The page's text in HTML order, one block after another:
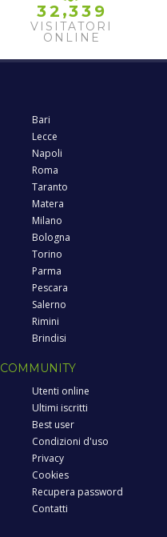
32 ,33 9
VISITATORI
ONLINE
Bari
Lecce
Napoli
Roma
Taranto
Matera
Milano
Bologna
Torino
Parma
Pescara
Salerno
Rimini
Brindisi
COMMUNITY
Utenti online
Ultimi iscritti
Best user
Condizioni d'uso
Privacy
Cookies
Recupera password
Contatti